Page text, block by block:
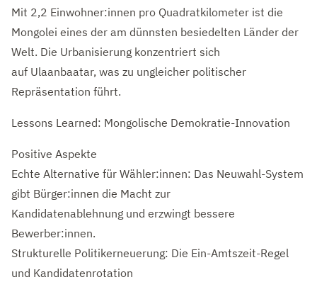
Mit 2,2 Einwohner:innen pro Quadratkilometer ist die
Mongolei eines der am dünnsten besiedelten Länder der
Welt. Die Urbanisierung konzentriert sich
auf Ulaanbaatar, was zu ungleicher politischer
Repräsentation führt.
Lessons Learned: Mongolische Demokratie-Innovation
Positive Aspekte
Echte Alternative für Wähler:innen: Das Neuwahl-System
gibt Bürger:innen die Macht zur
Kandidatenablehnung und erzwingt bessere
Bewerber:innen.
Strukturelle Politikerneuerung: Die Ein-Amtszeit-Regel
und Kandidatenrotation